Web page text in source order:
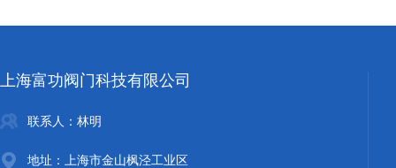
上海富功阀门科技有限公司
联系人：林明
地址：上海市金山枫泾工业区